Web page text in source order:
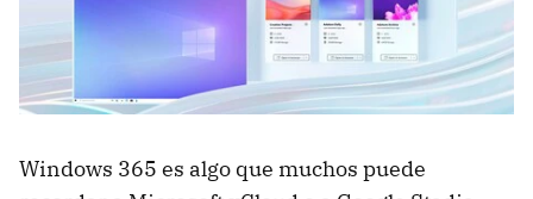
Windows 365 es algo que muchos puede